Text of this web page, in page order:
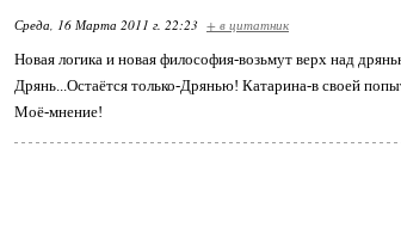
Среда, 16 Марта 2011 г. 22:23 + в цитатник
Новая логика и новая философия-возьмут верх над
Дрянь...Остаётся только-Дрянью! Катарина-в своей
Моё-мнение!